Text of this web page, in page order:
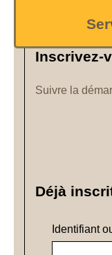
Inscrivez-
Suivre la
Déjà
Identifiant